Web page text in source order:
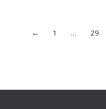
← 1 … 29